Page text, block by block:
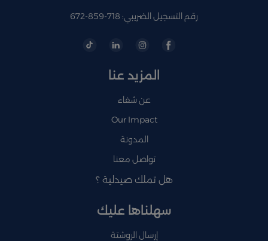
رقم التسجيل الضريبي: 718-859-672
المزيد عنا
عن شفاء
Our Impact
المدونة
تواصل معنا
هل تملك صيدلية ؟
سهلناها عليك
إرسال الروشتة